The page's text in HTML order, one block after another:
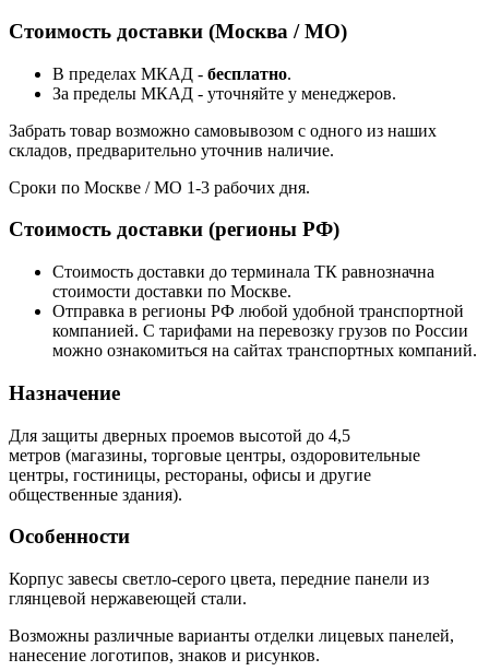
Стоимость доставки (Москва / МО)
В пределах МКАД - бесплатно.
За пределы МКАД - уточняйте у менеджеров.
Забрать товар возможно самовывозом с одного из наших
складов, предварительно уточнив наличие.
Сроки по Москве / МО 1-3 рабочих дня.
Стоимость доставки (регионы РФ)
Стоимость доставки до терминала ТК равнозначна
стоимости доставки по Москве.
Отправка в регионы РФ любой удобной транспортной
компанией. С тарифами на перевозку грузов по России
можно ознакомиться на сайтах транспортных компаний.
Назначение
Для защиты дверных проемов высотой до 4,5
метров (магазины, торговые центры, оздоровительные
центры, гостиницы, рестораны, офисы и другие
общественные здания).
Особенности
Корпус завесы светло-серого цвета, передние панели из
глянцевой нержавеющей стали.
Возможны различные варианты отделки лицевых панелей,
нанесение логотипов, знаков и рисунков.